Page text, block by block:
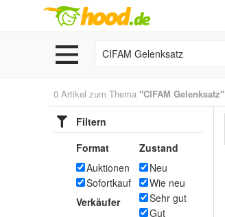
0 Artikel zum Thema "CIFAM Gelenksatz"
Filtern
Format
Auktionen
Sofortkauf
Verkäufer
Zustand
Neu
Wie neu
Sehr gut
Gut